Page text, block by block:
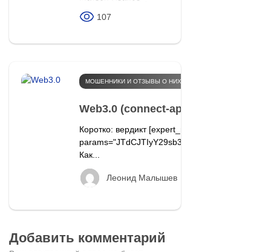
107
МОШЕННИКИ И ОТЗЫВЫ О НИХ
Web3.0 (connect-api.pro, web-
Коротко: вердикт [expert_review
Как...
Леонид Малышев
Добавить комментарий